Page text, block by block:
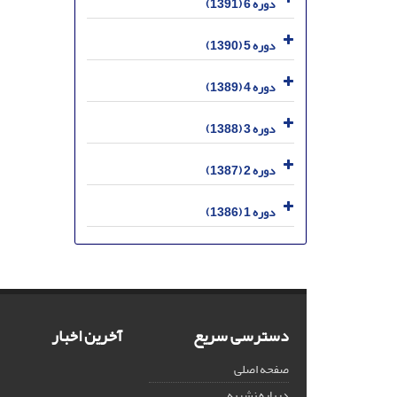
دوره 5 (1390)
دوره 4 (1389)
دوره 3 (1388)
دوره 2 (1387)
دوره 1 (1386)
دسترسی سریع
صفحه اصلی
آخرین اخبار